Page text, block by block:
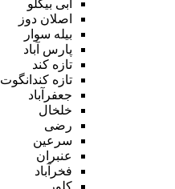
آبی بیگلو
اصلان دوز
بیله سوار
پارس آباد
تازه کند
تازه کندانگوت
جعفرآباد
خلخال
رضی
سرعین
عنبران
فخرآباد
کلور